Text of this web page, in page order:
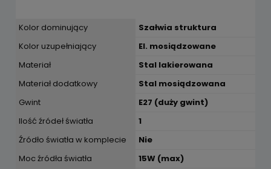
Kolor dominujący
Szałwia struktura
Kolor uzupełniający
El. mosiądzowane
Materiał
Stal lakierowana
Materiał dodatkowy
Stal mosiądzowana
Gwint
E27 (duży gwint)
Ilość źródeł światła
1
Źródło światła w komplecie
Nie
Moc źródła światła
15W (max)